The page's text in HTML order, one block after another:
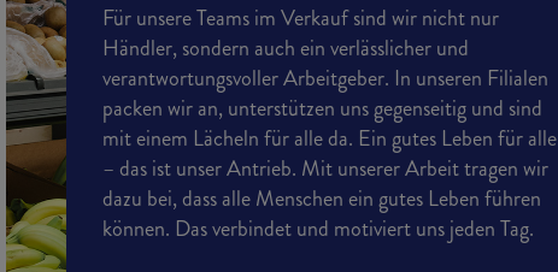
Für unsere Teams im Verkauf sind wir nicht nur
Händler, sondern auch ein verlässlicher und
verantwortungsvoller Arbeitgeber. In unseren Filialen
packen wir an, unterstützen uns gegenseitig und sind
mit einem Lächeln für alle da. Ein gutes Leben für alle
– das ist unser Antrieb. Mit unserer Arbeit tragen wir
dazu bei, dass alle Menschen ein gutes Leben führen
können. Das verbindet und motiviert uns jeden Tag.